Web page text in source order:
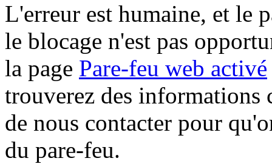
L'erreur est humaine, et le
le blocage n'est pas
la page Pare-feu web activé
trouverez des informations
de nous contacter pour
du pare-feu.